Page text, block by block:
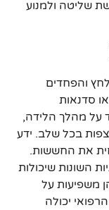
שליטה ולמנוע
והפחדים
סדנאות
על מהלך הלידה,
בכל שלב. ידע
את החששות.
השונות שיכולות
משפיעות על
יכולה